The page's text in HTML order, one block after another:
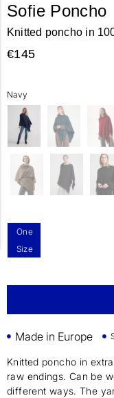
Sofie Poncho
Knitted poncho in
€145
Navy
One
Size
Made in Europe
Knitted poncho in
raw endings. Can be
different ways. The